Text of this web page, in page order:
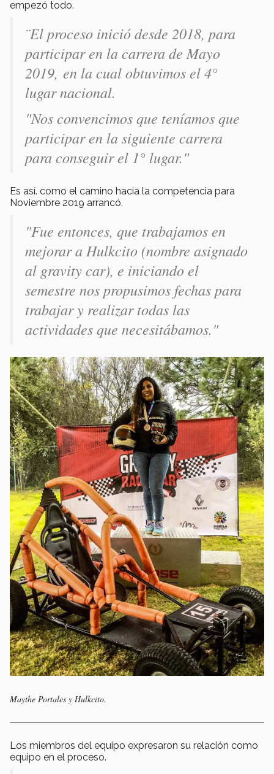
empezó todo.
¨El proceso inició desde 2018, para
participar en la carrera de Mayo
2019, en la cual obtuvimos el 4°
lugar nacional.
"Nos convencimos que teníamos que
participar en la siguiente carrera
para conseguir el 1° lugar."
Es así. como el camino hacia la competencia para
Noviembre 2019 arrancó.
"Fue entonces, que trabajamos en
mejorar a Hulkcito (nombre asignado
al gravity car), e iniciando el
semestre nos propusimos fechas para
trabajar y realizar todas las
actividades que necesitábamos."
Maythe Portales y Hulkcito.
Los miembros del equipo expresaron su relación como
equipo en el proceso.